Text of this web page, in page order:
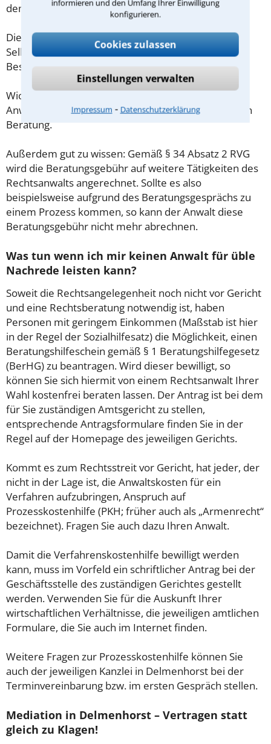
informieren und den Umfang Ihrer Einwilligung
konfigurieren.
Cookies zulassen
Einstellungen verwalten
Impressum ⁃ Datenschutzerklärung
demnach maximal 190,00 € zzgl. MwSt.
Diese Regelung gilt jedoch nur für Verbraucher. Für
Selbstständige oder Freiberufler gilt diese
Beschränkung nicht.
Wichtig daher: Klären Sie die Kostenfrage mit Ihrem
Anwalt aus Delmenhorst schon zu Beginn der ersten
Beratung.
Außerdem gut zu wissen: Gemäß § 34 Absatz 2 RVG
wird die Beratungsgebühr auf weitere Tätigkeiten des
Rechtsanwalts angerechnet. Sollte es also
beispielsweise aufgrund des Beratungsgesprächs zu
einem Prozess kommen, so kann der Anwalt diese
Beratungsgebühr nicht mehr abrechnen.
Was tun wenn ich mir keinen Anwalt für üble
Nachrede leisten kann?
Soweit die Rechtsangelegenheit noch nicht vor Gericht
und eine Rechtsberatung notwendig ist, haben
Personen mit geringem Einkommen (Maßstab ist hier
in der Regel der Sozialhilfesatz) die Möglichkeit, einen
Beratungshilfeschein gemäß § 1 Beratungshilfegesetz
(BerHG) zu beantragen. Wird dieser bewilligt, so
können Sie sich hiermit von einem Rechtsanwalt Ihrer
Wahl kostenfrei beraten lassen. Der Antrag ist bei dem
für Sie zuständigen Amtsgericht zu stellen,
entsprechende Antragsformulare finden Sie in der
Regel auf der Homepage des jeweiligen Gerichts.
Kommt es zum Rechtsstreit vor Gericht, hat jeder, der
nicht in der Lage ist, die Anwaltskosten für ein
Verfahren aufzubringen, Anspruch auf
Prozesskostenhilfe (PKH; früher auch als „Armenrecht“
bezeichnet). Fragen Sie auch dazu Ihren Anwalt.
Damit die Verfahrenskostenhilfe bewilligt werden
kann, muss im Vorfeld ein schriftlicher Antrag bei der
Geschäftsstelle des zuständigen Gerichtes gestellt
werden. Verwenden Sie für die Auskunft Ihrer
wirtschaftlichen Verhältnisse, die jeweiligen amtlichen
Formulare, die Sie auch im Internet finden.
Weitere Fragen zur Prozesskostenhilfe können Sie
auch der jeweiligen Kanzlei in Delmenhorst bei der
Terminvereinbarung bzw. im ersten Gespräch stellen.
Mediation in Delmenhorst – Vertragen statt
gleich zu Klagen!